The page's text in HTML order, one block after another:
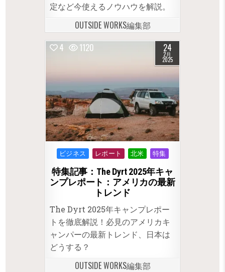
定など今使えるノウハウを解説。
OUTSIDE WORKS編集部
4
1120 24
2月
2025
Posted
in
ビジネス レポート 北米 特集
特集記事：The Dyrt 2025年キャ
ンプレポート：アメリカの最新
トレンド
The Dyrt 2025年キャンプレポー
トを徹底解説！必見のアメリカキ
ャンパーの最新トレンド、日本は
どうする？
OUTSIDE WORKS編集部